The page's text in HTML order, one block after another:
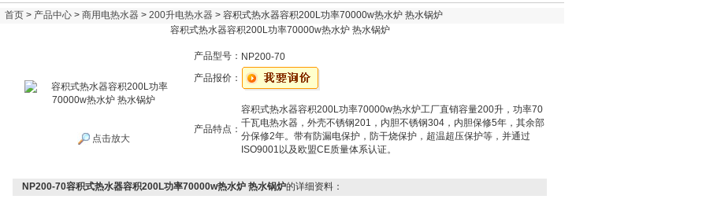
首页 > 产品中心 > 商用电热水器 > 200升电热水器 > 容积式热水器容积200L功率70000w热水炉 热水锅炉
容积式热水器容积200L功率70000w热水炉 热水锅炉
点击放大
产品型号： NP200-70
产品报价：
产品特点：
容积式热水器容积200L功率70000w热水炉工厂直销容量200升，功率70
千瓦电热水器，外壳不锈钢201，内胆不锈钢304，内胆保修5年，其余部
分保修2年。带有防漏电保护，防干烧保护，超温超压保护等，并通过
ISO9001以及欧盟CE质量体系认证。
NP200-70容积式热水器容积200L功率70000w热水炉 热水锅炉的详细资料：